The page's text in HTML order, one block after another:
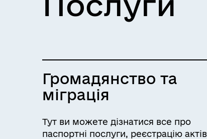
Громадянство та
міграція
Тут ви можете дізнатися все про
паспортні послуги, реєстрацію актів